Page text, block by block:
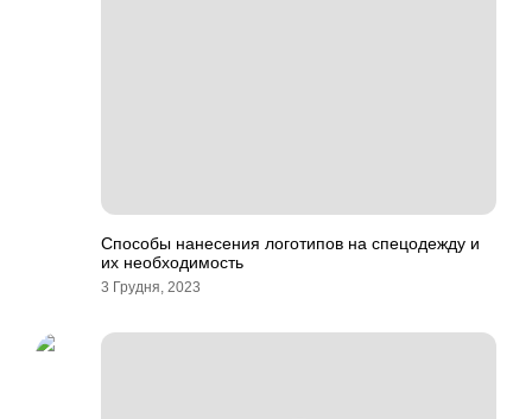
Способы нанесения логотипов на спецодежду и
их необходимость
3 Грудня, 2023